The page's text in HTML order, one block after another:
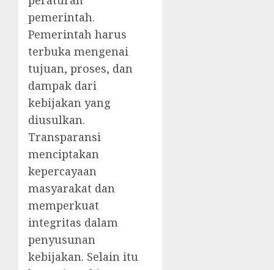
pemerintah.
Pemerintah harus
terbuka mengenai
tujuan, proses, dan
dampak dari
kebijakan yang
diusulkan.
Transparansi
menciptakan
kepercayaan
masyarakat dan
memperkuat
integritas dalam
penyusunan
kebijakan. Selain itu